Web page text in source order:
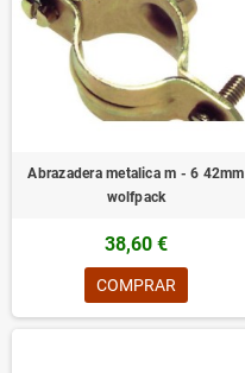
Abrazadera metalica m - 6 42mm
wolfpack
38,60 €
COMPRAR